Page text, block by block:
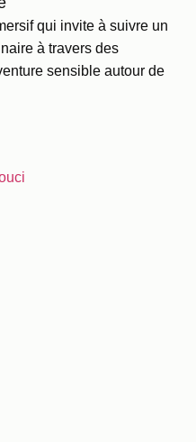
qui invite à suivre un
à travers des
sensible autour de